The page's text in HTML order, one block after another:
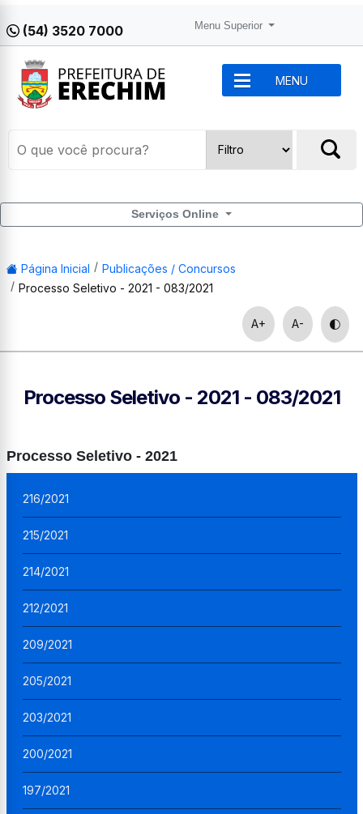
(54) 3520 7000 Menu Superior
MENU
Serviços Online
Página Inicial
Publicações / Concursos
Processo Seletivo - 2021 - 083/2021
A+ A-
Processo Seletivo - 2021 - 083/2021
Processo Seletivo - 2021
216/2021
215/2021
214/2021
212/2021
209/2021
205/2021
203/2021
200/2021
197/2021